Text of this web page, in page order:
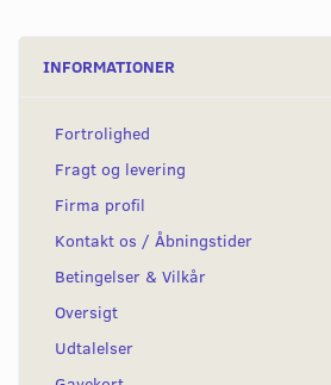
INFORMATIONER
Fortrolighed
Fragt og levering
Firma profil
Kontakt os / Åbningstider
Betingelser & Vilkår
Oversigt
Udtalelser